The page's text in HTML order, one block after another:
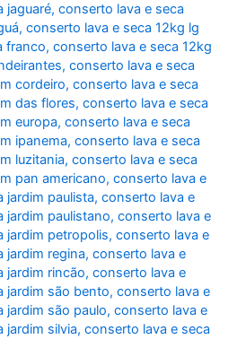
jaguaré,conserto lava e seca
,conserto lava e seca 12kg lg
franco,conserto lava e seca 12kg
,conserto lava e seca
cordeiro,conserto lava e seca
das flores,conserto lava e seca
europa,conserto lava e seca
ipanema,conserto lava e seca
luzitania,conserto lava e seca
pan americano,conserto lava e
jardim paulista,conserto lava e
jardim paulistano,conserto lava e
jardim petropolis,conserto lava e
jardim regina,conserto lava e
jardim rincão,conserto lava e
jardim são bento,conserto lava e
jardim são paulo,conserto lava e
jardim silvia,conserto lava e seca